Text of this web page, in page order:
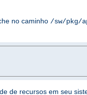
no caminho /sw/pkg/
de recursos em seu